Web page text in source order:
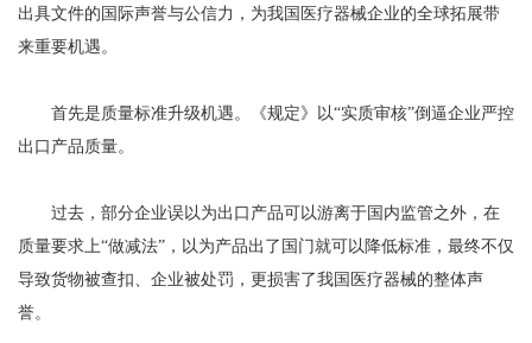
出具文件的国际声誉与公信力，为我国医疗器械企业的全球拓展带
来重要机遇。
首先是质量标准升级机遇。《规定》以“实质审核”倒逼企业严控
出口产品质量。
过去，部分企业误以为出口产品可以游离于国内监管之外，在
质量要求上“做减法”，以为产品出了国门就可以降低标准，最终不仅
导致货物被查扣、企业被处罚，更损害了我国医疗器械的整体声
誉。